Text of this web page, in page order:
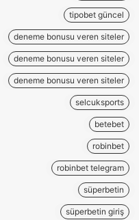
tipobet güncel
deneme bonusu veren siteler
deneme bonusu veren siteler
deneme bonusu veren siteler
selcuksports
betebet
robinbet
robinbet telegram
süperbetin
süperbetin giriş